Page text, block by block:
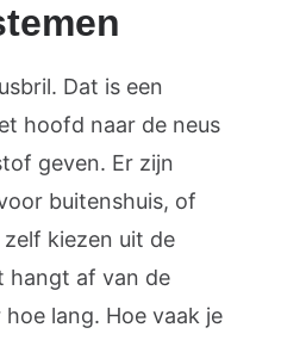
Dat is een
hoofd naar de neus
geven. Er zijn
buitenshuis, of
kiezen uit de
hangt af van de
lang. Hoe vaak je